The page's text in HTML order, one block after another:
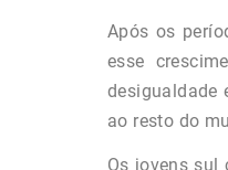
Após os
esse
desigualdade
ao resto do
Os jovens sul